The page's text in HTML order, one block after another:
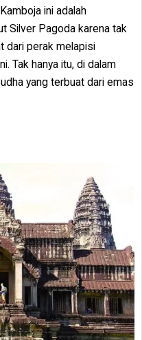
ini adalah
Silver Pagoda karena tak
dari perak melapisi
Tak hanya itu, di dalam
yang terbuat dari emas